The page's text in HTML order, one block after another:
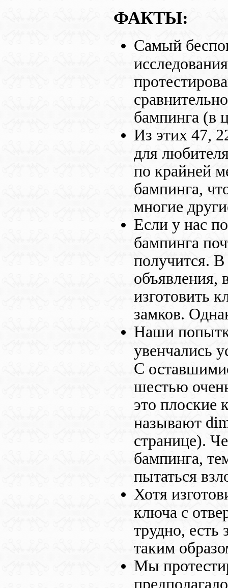
ФАКТЫ:
Самый
бампинга (в
Из этих 47,
для
по крайней
бампинга,
многие
Если у нас
бампинга
получится.
объявления,
изготовить
замков.
Наши
увенчались
C
шестью
это плоские
называют
странице).
бампинга,
пытаться
Хотя
ключа с
трудно,
таким
Мы